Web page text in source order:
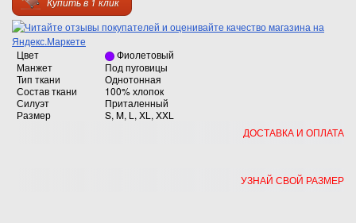
Цвет
Фиолетовый
Манжет
Под пуговицы
Тип ткани
Однотонная
Состав ткани
100% хлопок
Силуэт
Приталенный
Размер
S, M, L, XL, XXL
ДОСТАВКА И ОПЛАТА
УЗНАЙ СВОЙ РАЗМЕР